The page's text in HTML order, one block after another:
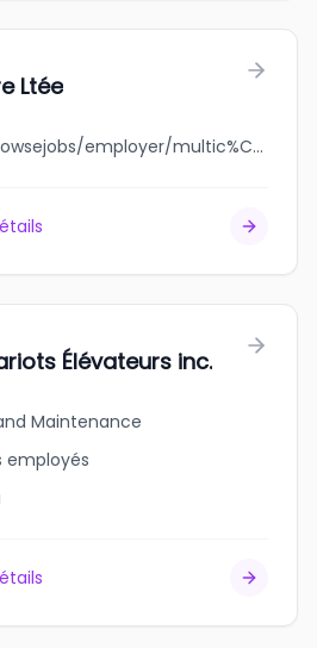
Ltée
jobbank.gc.ca/browsejobs/employer/multic%C3%A8dre+lt%C3%A9e/ca
Élévateurs inc.
Maintenance
employés